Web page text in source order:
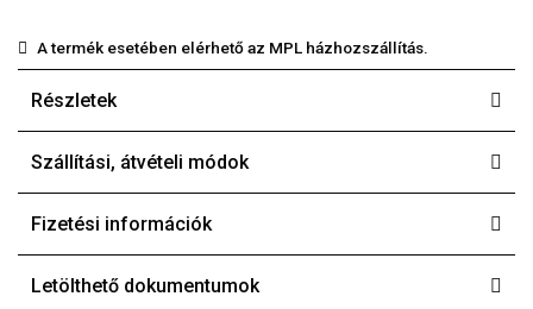
A termék esetében elérhető az MPL házhozszállítás.
Részletek
Szállítási, átvételi módok
Fizetési információk
Letölthető dokumentumok